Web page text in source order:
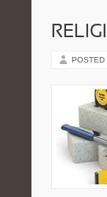
POSTED